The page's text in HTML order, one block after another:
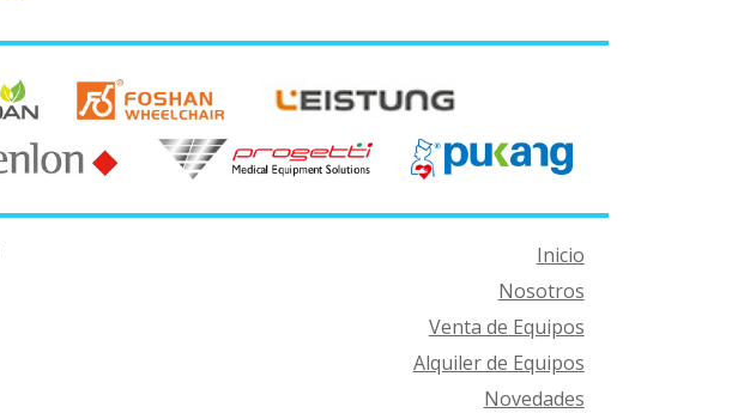
Inicio
Nosotros
Venta de Equipos
Alquiler de Equipos
Novedades